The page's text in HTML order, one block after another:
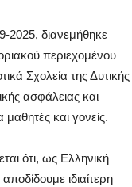
2025, διανεμήθηκε
περιεχομένου
Σχολεία της Δυτικής
ασφάλειας και
και γονείς.
ότι, ως Ελληνική
ιδιαίτερη